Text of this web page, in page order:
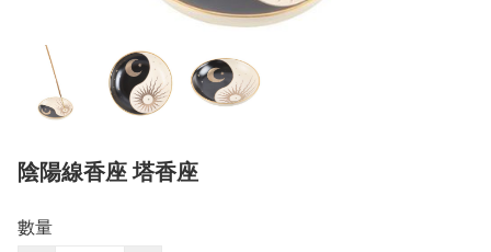
陰陽線香座 塔香座
數量